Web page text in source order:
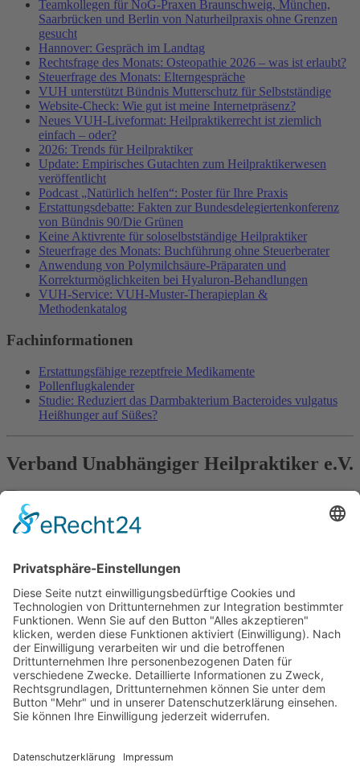
Teamkollegen für NoG-Praxen Braunschweig, München,
Saarbrücken und Berlin von Naturheilpraxis ohne Grenzen
gesucht
Hannover: Gespräch im Landtag
Rechtsfrage des Monats: Osteopathie 2026 – was ist erlaubt?
Steuerfrage des Monats: Elterngespräche
VUH unterstützt Bündnis Mutterschutz für Selbstständige
Website-Check: Wie gut ist meine Internetpräsenz?
Neues VUH-Liveformat: Heilpraktikerrecht ist ziemlich
einfach – oder?
2026: Trends für Heilpraktiker
Update: Empirisches Gutachten zum Heilpraktikerwesen
veröffentlicht
Podcast „Natürlich helfen“: Poster für Ihre Praxis
Erstattungsdebatte: Fakten zur Bundesdelegiertenkonferenz
von Bündnis 90/Die Grünen
Keine Aktivrente für soloselbstständige Heilpraktiker
Steuerfrage des Monats: Buchführung ohne Steuerberater
Anwendung von Polymilchsäure-Präparaten und
Korrekturmöglichkeiten bei Hyaluron-Behandlungen
VUH-Service: VUH-Muster-Therapieplan &
Methodenkatalog
Fachinformationen
Erstattungsfähige rezeptfreie Medikamente
Pollenflugkalender
Studie: Reduziert das Darmbakterium Bacteroides vulgatus
Heißhunger auf Süßes?
Verband Unabhängiger Heilpraktiker e.V.
Anzeige muss JavaScript eingeschaltet sein!
Gördelinger Straße 47
38100 Braunschweig
Impressum
Datenschutzerklärung